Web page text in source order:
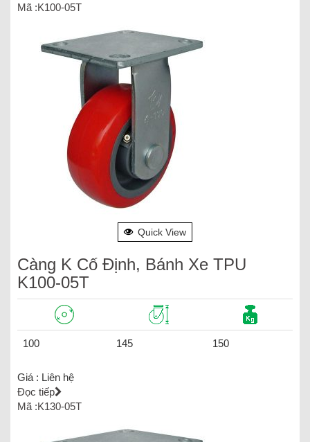
Mã :K100-05T
Quick View
Càng K Cố Định, Bánh Xe TPU
K100-05T
100 145 150
Giá : Liên hệ
Đọc tiếp
Mã :K130-05T